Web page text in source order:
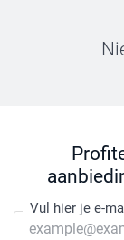
Vul hier je e-